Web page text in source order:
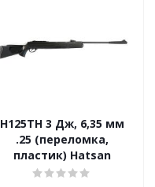
H125TH 3 Дж, 6,35 мм
.25 (переломка,
пластик) Hatsan